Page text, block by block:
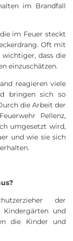
im Brandfall
im Feuer steckt
Oft mit
dass die
einzuschätzen.
reagieren viele
bringen sich so
die Arbeit der
Pellenz,
umgesetzt wird,
und wie sie sich
der
und
die Kinder und